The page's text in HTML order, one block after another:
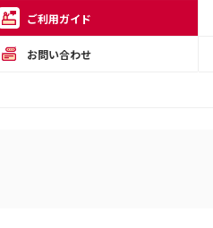
ご利用ガイド
お問い合わせ